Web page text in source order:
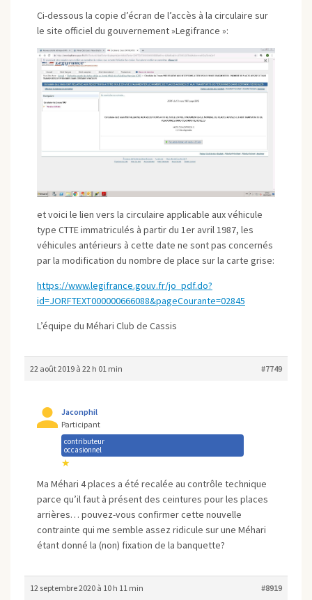
Ci-dessous la copie d’écran de l’accès à la circulaire sur
le site officiel du gouvernement »Legifrance »:
et voici le lien vers la circulaire applicable aux véhicule
type CTTE immatriculés à partir du 1er avril 1987, les
véhicules antérieurs à cette date ne sont pas concernés
par la modification du nombre de place sur la carte grise:
https://www.legifrance.gouv.fr/jo_pdf.do?
id=JORFTEXT000000666088&pageCourante=02845
L’équipe du Méhari Club de Cassis
22 août 2019 à 22 h 01 min #7749
Jaconphil
Participant
contributeur
occasionnel
★
Ma Méhari 4 places a été recalée au contrôle technique
parce qu’il faut à présent des ceintures pour les places
arrières… pouvez-vous confirmer cette nouvelle
contrainte qui me semble assez ridicule sur une Méhari
étant donné la (non) fixation de la banquette?
12 septembre 2020 à 10 h 11 min #8919